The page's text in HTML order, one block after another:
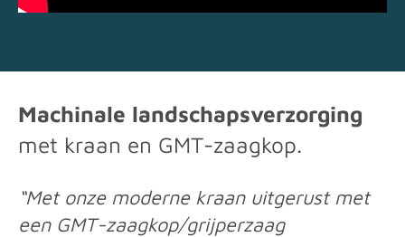
Machinale landschapsverzorging
met kraan en GMT-zaagkop.
“Met onze moderne kraan uitgerust met
een GMT-zaagkop/grijperzaag